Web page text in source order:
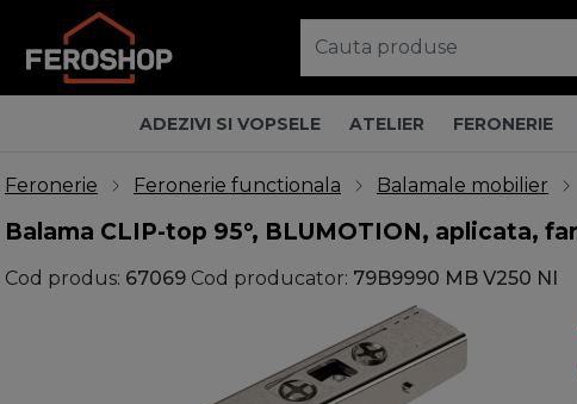
ADEZIVI SI VOPSELE ATELIER FERONERIE
Feronerie Feronerie functionala Balamale mobilier
Balama CLIP-top 95°, BLUMOTION, aplicata,
Cod produs: 67069 Cod producator: 79B9990 MB V250 NI